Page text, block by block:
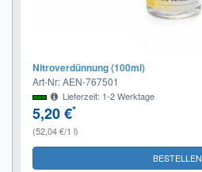
Nitroverdünnung (100ml)
Art-Nr: AEN-767501
Lieferzeit: 1-2 Werktage
5,20 €*
(52,04 €/1 l)
BESTELLEN